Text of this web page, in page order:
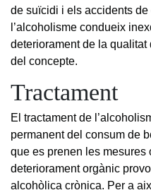
de suïcidi i els accidents
l’alcoholisme condueix
deteriorament de la
del concepte.
Tractament
El tractament de
permanent del consum de
que es prenen les mesures
deteriorament orgànic
alcohòlica crònica. Per a